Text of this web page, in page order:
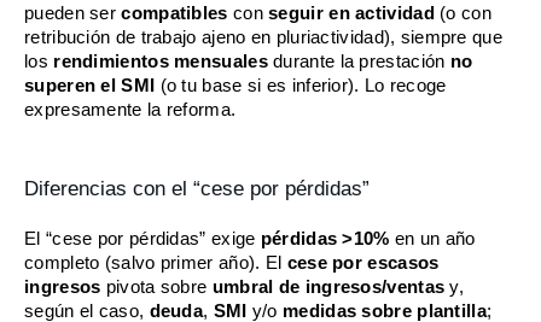
pueden sercompatibles conseguir en actividad(o con
retribución de trabajo ajeno en pluriactividad), siempre que
los rendimientos mensualesdurante la prestación no
superen el SMI (o tu base si es inferior). Lo recoge
expresamente la reforma.
Diferencias con el “cese por pérdidas”
El “cese por pérdidas” exige pérdidas >10% en un año
completo (salvo primer año). El cese por escasos
ingresos pivota sobre umbral de ingresos/ventas y,
según el caso, deuda, SMI y/o medidas sobre plantilla;